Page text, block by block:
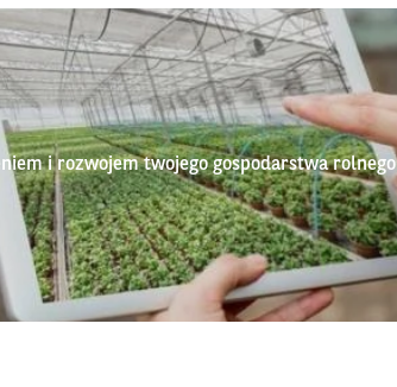
i rozwojem twojego gospodarstwa rolnego